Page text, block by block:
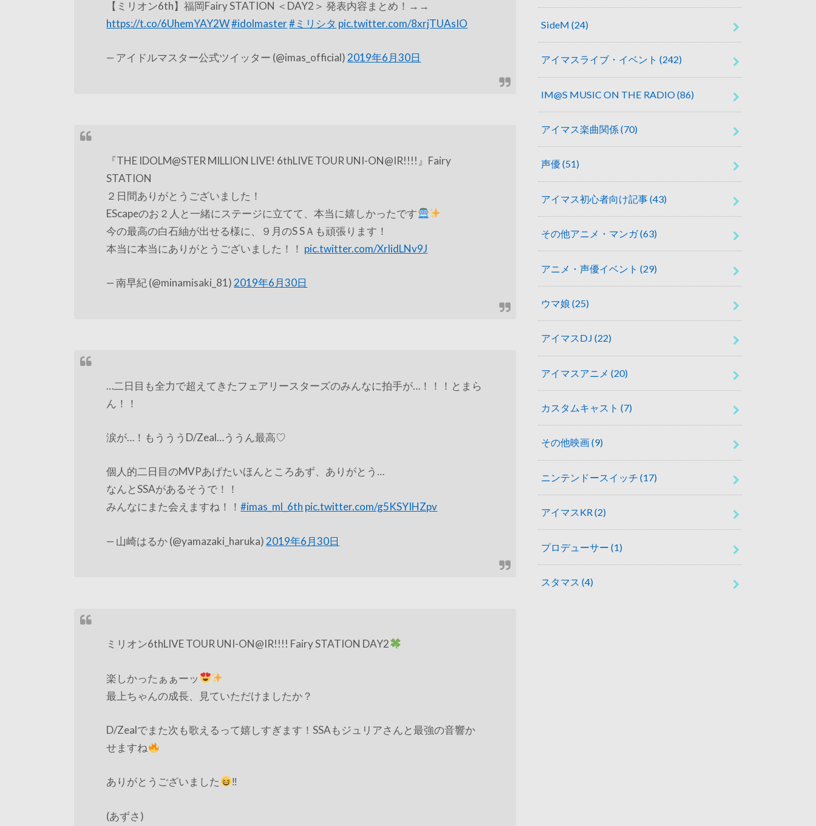
【ミリオン6th】福岡Fairy STATION ＜DAY2＞ 発表内容まとめ！→→
https://t.co/6UhemYAY2W#idolmaster#ミリシタ pic.twitter.com/8xrjTUAsIO
— アイドルマスター公式ツイッター (@imas_official)2019年6月30日
『THE IDOLM@STER MILLION LIVE! 6thLIVE TOUR UNI-ON@IR!!!!』Fairy
STATION
２日間ありがとうございました！
EScapeのお２人と一緒にステージに立てて、本当に嬉しかったです
今の最高の白石紬が出せる様に、９月のS SＡも頑張ります！
本当に本当にありがとうございました！！ pic.twitter.com/XrlidLNv9J
— 南早紀 (@minamisaki_81)2019年6月30日
…二日目も全力で超えてきたフェアリースターズのみんなに拍手が…！！！とまら
ん！！
涙が…！もうううD/Zeal…ううん最高♡
個人的二日目のMVPあげたいほんところあず、ありがとう…
なんとSSAがあるそうで！！
みんなにまた会えますね！！#imas_ml_6th pic.twitter.com/g5KSYIHZpv
— 山崎はるか (@yamazaki_haruka) 2019年6月30日
ミリオン6thLIVE TOUR UNI-ON@IR!!!! Fairy STATION DAY2
楽しかったぁぁーッ
最上ちゃんの成長、見ていただけましたか？
D/Zealでまた次も歌えるって嬉しすぎます！SSAもジュリアさんと最強の音響か
せますね
ありがとうございました ‼︎
(あずさ)
SideM (24)
アイマスライブ・イベント (242)
IM@S MUSIC ON THE RADIO(86)
アイマス楽曲関係(70)
声優(51)
アイマス初心者向け記事(43)
その他アニメ・マンガ(63)
アニメ・声優イベント (29)
ウマ娘 (25)
アイマスDJ (22)
アイマスアニメ (20)
カスタムキャスト (7)
その他映画(9)
ニンテンドースイッチ (17)
アイマスKR(2)
プロデューサー (1)
スタマス (4)